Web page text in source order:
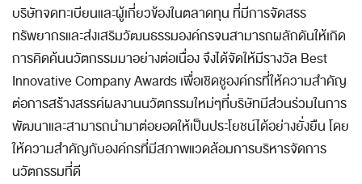
บริษัทจดทะเบียนและผู้เกี่ยวข้องในตลาดทุน ที่มีการจัดสรร
ทรัพยากรและส่งเสริมวัฒนธรรมองค์กรจนสามารถผลักดันให้เกิด
การคิดค้นนวัตกรรมมาอย่างต่อเนื่อง จึงได้จัดให้มีรางวัล Best
Innovative Company Awards เพื่อเชิดชูองค์กรที่ให้ความสำคัญ
ต่อการสร้างสรรค์ผลงานนวัตกรรมใหม่ๆที่บริษัทมีส่วนร่วมในการ
พัฒนาและสามารถนำมาต่อยอดให้เป็นประโยชน์ได้อย่างยั่งยืน โดย
ให้ความสำคัญกับองค์กรที่มีสภาพแวดล้อมการบริหารจัดการ
นวัตกรรมที่ดี